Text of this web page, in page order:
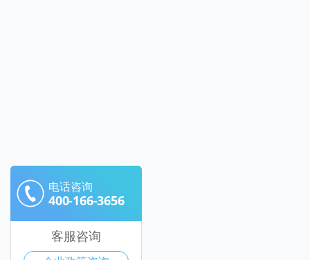
电话咨询
400-166-3656
客服咨询